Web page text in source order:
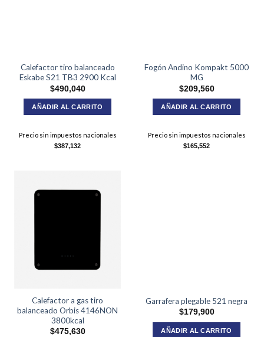
Calefactor tiro balanceado
Eskabe S21 TB3 2900 Kcal
$490,040
AÑADIR AL CARRITO
Precio sin impuestos nacionales
$387,132
Fogón Andino Kompakt 5000
MG
$209,560
AÑADIR AL CARRITO
Precio sin impuestos nacionales
$165,552
Calefactor a gas tiro
balanceado Orbis 4146NON
3800kcal
$475,630
Garrafera plegable 521 negra
$179,900
AÑADIR AL CARRITO